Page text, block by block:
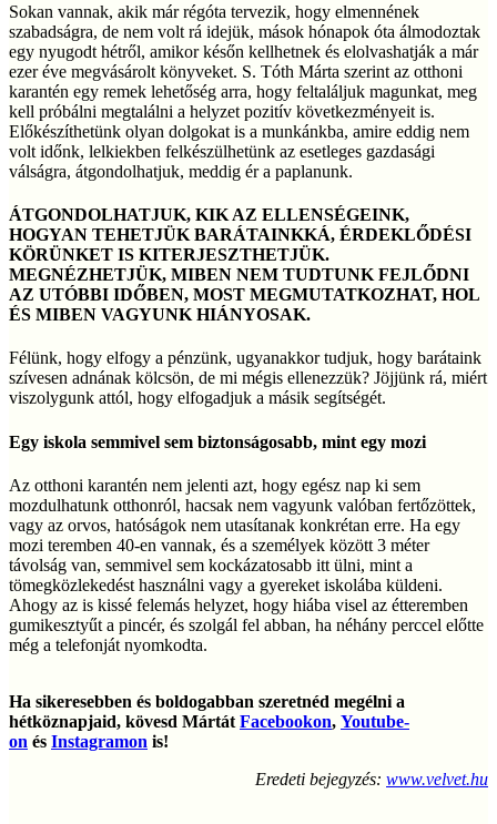
Sokan vannak, akik már régóta tervezik, hogy elmennének
szabadságra, de nem volt rá idejük, mások hónapok óta álmodoztak
egy nyugodt hétről, amikor későn kellhetnek és elolvashatják a már
ezer éve megvásárolt könyveket. S. Tóth Márta szerint az otthoni
karantén egy remek lehetőség arra, hogy feltaláljuk magunkat, meg
kell próbálni megtalálni a helyzet pozitív következményeit is.
Előkészíthetünk olyan dolgokat is a munkánkba, amire eddig nem
volt időnk, lelkiekben felkészülhetünk az esetleges gazdasági
válságra, átgondolhatjuk, meddig ér a paplanunk.
ÁTGONDOLHATJUK, KIK AZ ELLENSÉGEINK,
HOGYAN TEHETJÜK BARÁTAINKKÁ, ÉRDEKLŐDÉSI
KÖRÜNKET IS KITERJESZTHETJÜK.
MEGNÉZHETJÜK, MIBEN NEM TUDTUNK FEJLŐDNI
AZ UTÓBBI IDŐBEN, MOST MEGMUTATKOZHAT, HOL
ÉS MIBEN VAGYUNK HIÁNYOSAK.
Félünk, hogy elfogy a pénzünk, ugyanakkor tudjuk, hogy barátaink
szívesen adnának kölcsön, de mi mégis ellenezzük? Jöjjünk rá, miért
viszolygunk attól, hogy elfogadjuk a másik segítségét.
Egy iskola semmivel sem biztonságosabb, mint egy mozi
Az otthoni karantén nem jelenti azt, hogy egész nap ki sem
mozdulhatunk otthonról, hacsak nem vagyunk valóban fertőzöttek,
vagy az orvos, hatóságok nem utasítanak konkrétan erre. Ha egy
mozi teremben 40-en vannak, és a személyek között 3 méter
távolság van, semmivel sem kockázatosabb itt ülni, mint a
tömegközlekedést használni vagy a gyereket iskolába küldeni.
Ahogy az is kissé felemás helyzet, hogy hiába visel az étteremben
gumikesztyűt a pincér, és szolgál fel abban, ha néhány perccel előtte
még a telefonját nyomkodta.
Ha sikeresebben és boldogabban szeretnéd megélni a
hétköznapjaid, kövesd Mártát Facebookon, Youtube-
on és Instagramon is!
Eredeti bejegyzés: www.velvet.hu